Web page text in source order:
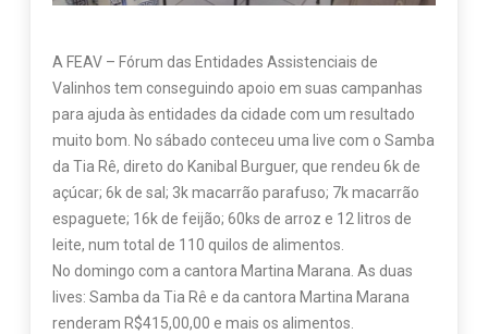
A FEAV – Fórum das Entidades Assistenciais de
Valinhos tem conseguindo apoio em suas campanhas
para ajuda às entidades da cidade com um resultado
muito bom. No sábado conteceu uma live com o Samba
da Tia Rê, direto do Kanibal Burguer, que rendeu 6k de
açúcar; 6k de sal; 3k macarrão parafuso; 7k macarrão
espaguete; 16k de feijão; 60ks de arroz e 12 litros de
leite, num total de 110 quilos de alimentos.
No domingo com a cantora Martina Marana. As duas
lives: Samba da Tia Rê e da cantora Martina Marana
renderam R$415,00,00 e mais os alimentos.